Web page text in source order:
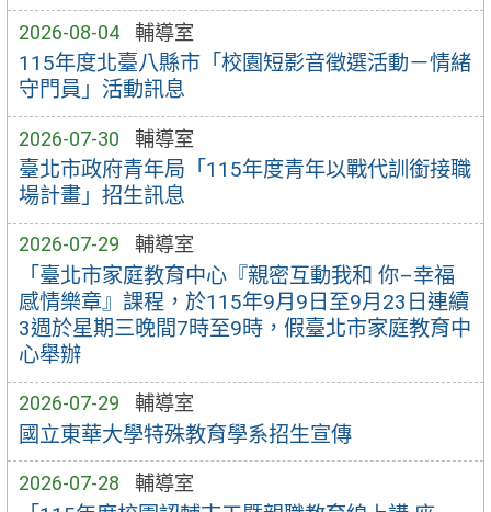
2026-08-04 輔導室
115年度北臺八縣市「校園短影音徵選活動－情緒
守門員」活動訊息
2026-07-30 輔導室
臺北市政府青年局「115年度青年以戰代訓銜接職
場計畫」招生訊息
2026-07-29 輔導室
「臺北市家庭教育中心『親密互動我和 你–幸福
感情樂章』課程，於115年9月9日至9月23日連續
3週於星期三晚間7時至9時，假臺北市家庭教育中
心舉辦
2026-07-29 輔導室
國立東華大學特殊教育學系招生宣傳
2026-07-28 輔導室